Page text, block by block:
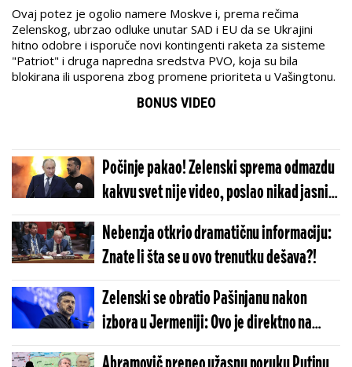
Ovaj potez je ogolio namere Moskve i, prema rečima
Zelenskog, ubrzao odluke unutar SAD i EU da se Ukrajini
hitno odobre i isporuče novi kontingenti raketa za sisteme
"Patriot" i druga napredna sredstva PVO, koja su bila
blokirana ili usporena zbog promene prioriteta u Vašingtonu.
BONUS VIDEO
Počinje pakao! Zelenski sprema odmazdu
kakvu svet nije video, poslao nikad jasniju
poruku Putinu
Nebenzja otkrio dramatičnu informaciju:
Znate li šta se u ovo trenutku dešava?!
Zelenski se obratio Pašinjanu nakon
izbora u Jermeniji: Ovo je direktno na
Putinovu adresu!